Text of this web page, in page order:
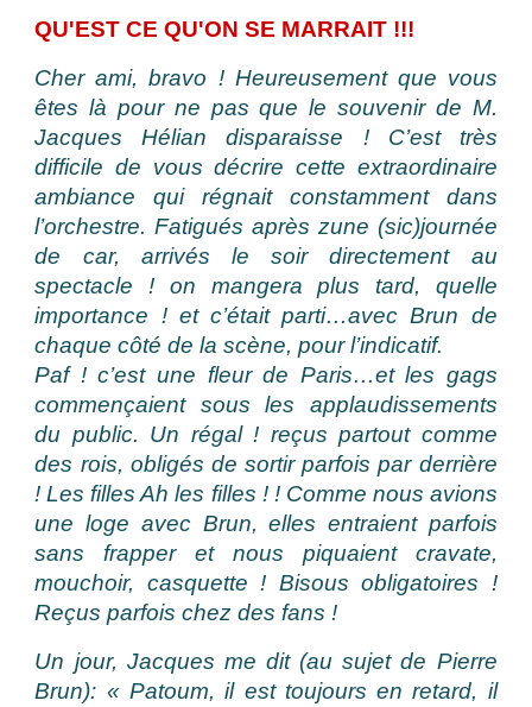
QU'EST CE QU'ON SE MARRAIT !!!
Cher ami, bravo ! Heureusement que vous
êtes là pour ne pas que le souvenir de M.
Jacques Hélian disparaisse ! C’est très
difficile de vous décrire cette extraordinaire
ambiance qui régnait constamment dans
l’orchestre. Fatigués après zune (sic)journée
de car, arrivés le soir directement au
spectacle ! on mangera plus tard, quelle
importance ! et c’était parti…avec Brun de
chaque côté de la scène, pour l’indicatif.
Paf ! c’est une fleur de Paris…et les gags
commençaient sous les applaudissements
du public. Un régal ! reçus partout comme
des rois, obligés de sortir parfois par derrière
! Les filles Ah les filles ! ! Comme nous avions
une loge avec Brun, elles entraient parfois
sans frapper et nous piquaient cravate,
mouchoir, casquette ! Bisous obligatoires !
Reçus parfois chez des fans !
Un jour, Jacques me dit (au sujet de Pierre
Brun): « Patoum, il est toujours en retard, il